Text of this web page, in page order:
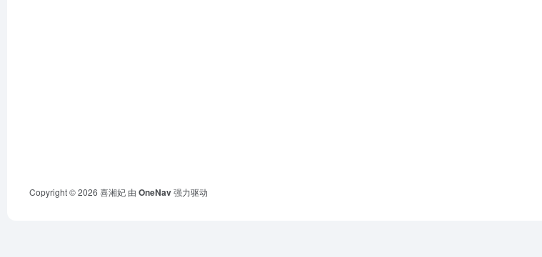
Copyright © 2026 喜湘妃 由 OneNav强力驱动